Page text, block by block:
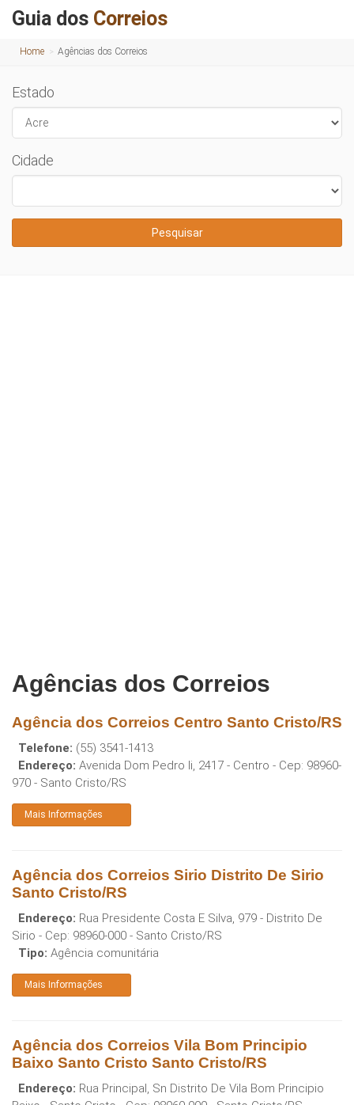
Guia dos Correios
Home Agências dos Correios
Estado
Cidade
Pesquisar
Agências dos Correios
Agência dos Correios Centro Santo Cristo/RS
Telefone: (55) 3541-1413
Endereço: Avenida Dom Pedro Ii, 2417 - Centro - Cep: 98960-
970 - Santo Cristo/RS
Mais Informações
Agência dos Correios Sirio Distrito De Sirio
Santo Cristo/RS
Endereço: Rua Presidente Costa E Silva, 979 - Distrito De
Sirio - Cep: 98960-000 - Santo Cristo/RS
Tipo: Agência comunitária
Mais Informações
Agência dos Correios Vila Bom Principio
Baixo Santo Cristo Santo Cristo/RS
Endereço: Rua Principal, Sn Distrito De Vila Bom Principio